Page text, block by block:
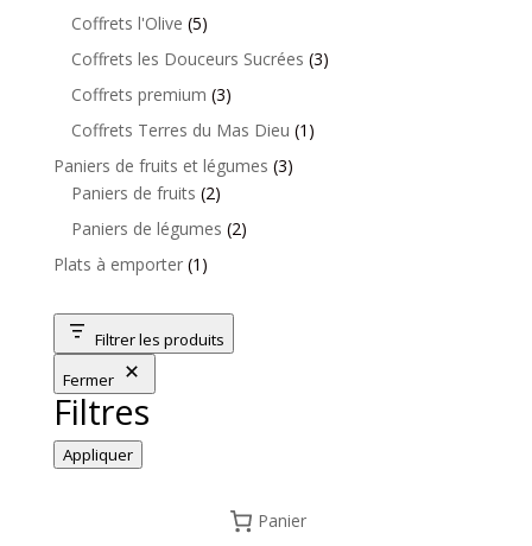
Coffrets l'Olive 55
produits
Coffrets les Douceurs Sucrées 33
Coffrets premium 33
produits
Coffrets Terres du Mas Dieu 1 1
Paniers de fruits et légumes 33
Paniers de fruits 22
produits
Paniers de légumes 22
Plats à emporter 1 1
Filtrer les produits
Fermer
Filtres
Appliquer
Panier